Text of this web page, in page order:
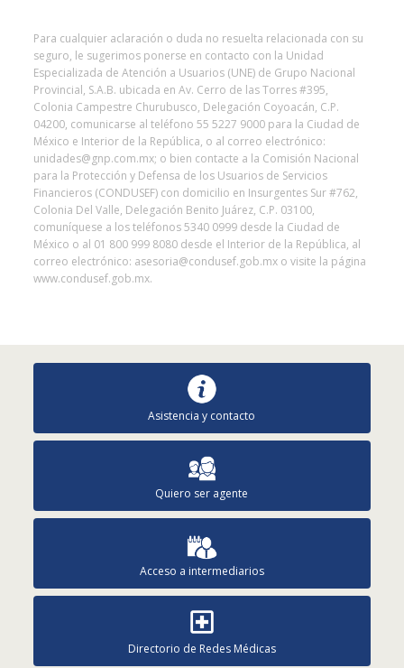
Para cualquier aclaración o duda no resuelta relacionada con su
seguro, le sugerimos ponerse en contacto con la Unidad
Especializada de Atención a Usuarios (UNE) de Grupo Nacional
Provincial, S.A.B. ubicada en Av. Cerro de las Torres #395,
Colonia Campestre Churubusco, Delegación Coyoacán, C.P.
04200, comunicarse al teléfono 55 5227 9000 para la Ciudad de
México e Interior de la República, o al correo electrónico:
unidades@gnp.com.mx; o bien contacte a la Comisión Nacional
para la Protección y Defensa de los Usuarios de Servicios
Financieros (CONDUSEF) con domicilio en Insurgentes Sur #762,
Colonia Del Valle, Delegación Benito Juárez, C.P. 03100,
comuníquese a los teléfonos 5340 0999 desde la Ciudad de
México o al 01 800 999 8080 desde el Interior de la República, al
correo electrónico: asesoria@condusef.gob.mx o visite la página
www.condusef.gob.mx.
Asistencia y contacto
Quiero ser agente
Acceso a intermediarios
Directorio de Redes Médicas